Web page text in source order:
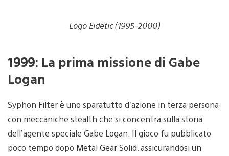
Logo Eidetic (1995-2000)
1999: La prima missione di Gabe
Logan
Syphon Filter è uno sparatutto d’azione in terza persona
con meccaniche stealth che si concentra sulla storia
dell’agente speciale Gabe Logan. Il gioco fu pubblicato
poco tempo dopo Metal Gear Solid, assicurandosi un